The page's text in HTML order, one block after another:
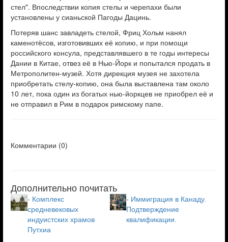
стел". Впоследствии копия стелы и черепахи были
установлены у сианьской Пагоды Дацинь.
Потеряв шанс завладеть стелой, Фриц Хольм нанял
каменотёсов, изготовивших её копию, и при помощи
российского консула, представлявшего в те годы интересы
Дании в Китае, отвез её в Нью-Йорк и попытался продать в
Метрополитен-музей. Хотя дирекция музея не захотела
приобретать стелу-копию, она была выставлена там около
10 лет, пока один из богатых нью-йоркцев не приобрел её и
не отправил в Рим в подарок римскому папе.
Комментарии (0)
Дополнительно почитать
- Комплекс
средневековых
индуистских храмов
Путхиа
- Иммиграция в Канаду.
Подтверждение
квалификации.